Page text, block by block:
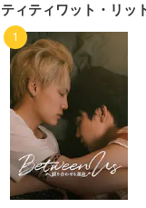
ティティワット・リッ
1